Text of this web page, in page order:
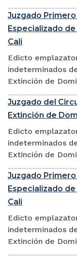
Juzgado
Especializado
Cali
Edicto
indeterminados
Extinción de
Juzgado del
Extinción de
Edicto
indeterminados
Extinción de
Juzgado
Especializado
Cali
Edicto
indeterminados
Extinción de